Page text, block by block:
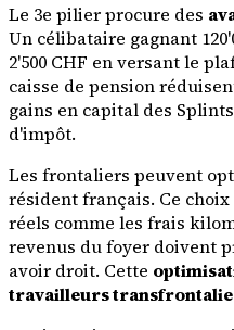
Le 3e pilier procure des
Un célibataire gagnant
2'500 CHF en versant le
caisse de pension
gains en capital des
d'impôt.
Les frontaliers peuvent
résident français. Ce
réels comme les frais
revenus du foyer doivent
avoir droit. Cette
travailleurs